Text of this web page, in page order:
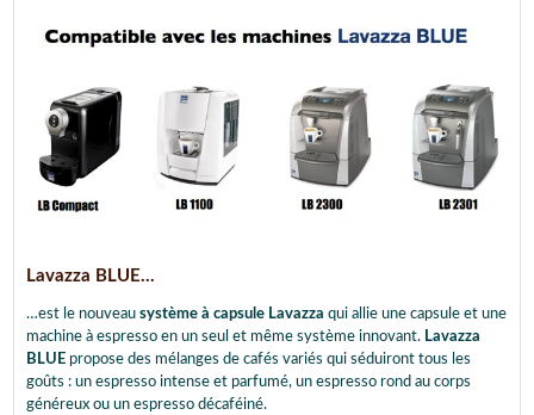
Lavazza BLUE...
…est le nouveau système à capsule Lavazza qui allie une capsule et une
machine à espresso en un seul et même système innovant. Lavazza
BLUE propose des mélanges de cafés variés qui séduiront tous les
goûts : un espresso intense et parfumé, un espresso rond au corps
généreux ou un espresso décaféiné.